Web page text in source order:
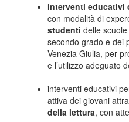
interventi
con modalità di
studenti delle
secondo grado e dei
Venezia Giulia, per
e l’utilizzo adeguato
interventi educativi
attiva dei giovani
della lettura, con